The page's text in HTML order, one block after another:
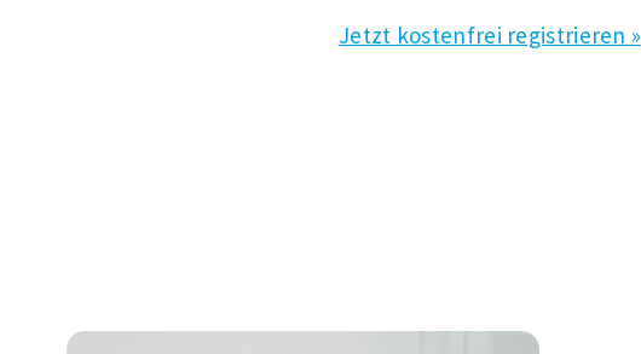
Jetzt kostenfrei registrieren »